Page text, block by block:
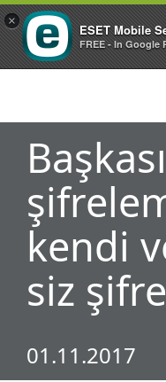
Başkası
kendi
siz
01.11.2017
×
ESET Mobile
FREE - In Google